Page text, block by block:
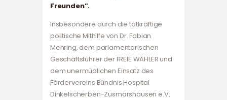
Freunden”.
Insbesondere durch die tatkräftige
politische Mithilfe von Dr. Fabian
Mehring, dem parlamentarischen
Geschäftsführer der FREIE WÄHLER und
dem unermüdlichen Einsatz des
Fördervereins Bündnis Hospital
Dinkelscherben-Zusmarshausen e.V.